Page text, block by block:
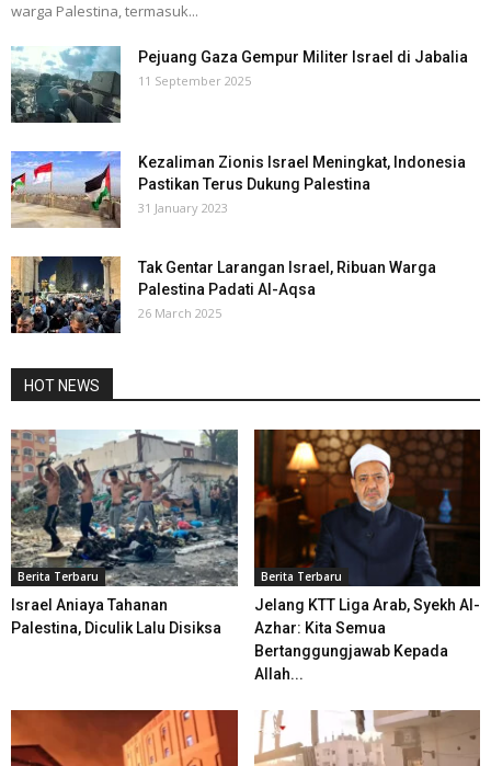
warga Palestina, termasuk...
Pejuang Gaza Gempur Militer Israel di Jabalia
11 September 2025
Kezaliman Zionis Israel Meningkat, Indonesia
Pastikan Terus Dukung Palestina
31 January 2023
Tak Gentar Larangan Israel, Ribuan Warga
Palestina Padati Al-Aqsa
26 March 2025
HOT NEWS
Berita Terbaru
Israel Aniaya Tahanan
Palestina, Diculik Lalu Disiksa
Berita Terbaru
Jelang KTT Liga Arab, Syekh Al-
Azhar: Kita Semua
Bertanggungjawab Kepada
Allah...